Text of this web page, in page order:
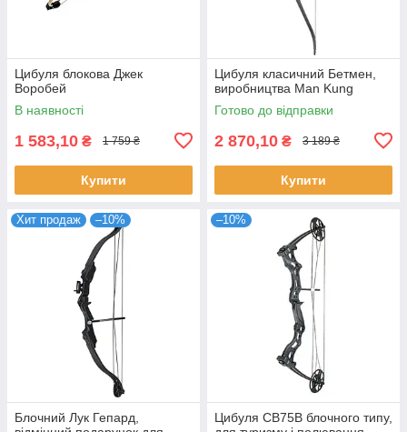
Цибуля блокова Джек
Воробей
В наявності
1 583,10 ₴ 1 759 ₴
Купити
Цибуля класичний Бетмен,
виробництва Man Kung
Готово до відправки
2 870,10 ₴ 3 189 ₴
Купити
Хит продаж –10%
Блочний Лук Гепард,
–10%
Цибуля CB75B блочного типу,